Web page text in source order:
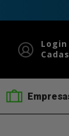
Login